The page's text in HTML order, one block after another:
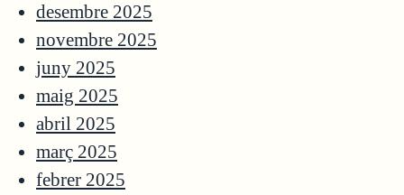
desembre 2025
novembre 2025
juny 2025
maig 2025
abril 2025
març 2025
febrer 2025